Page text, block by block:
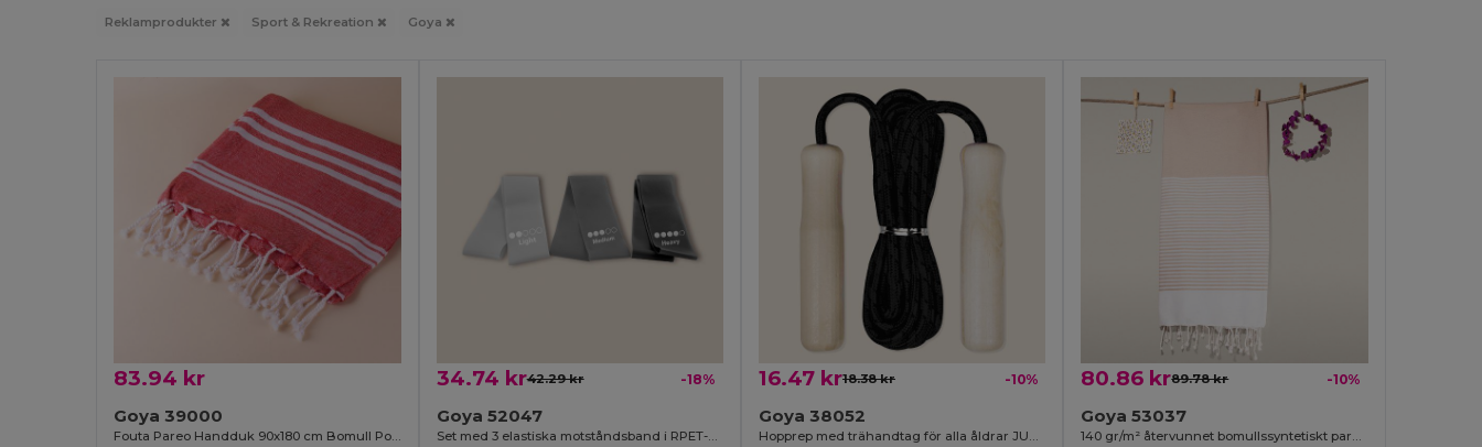
Reklamprodukter Sport & Rekreation Goya
83.94 kr
Goya 39000
Fouta Pareo Handduk 90x180 cm Bomull Polyester ZANZIBAR
34.74 kr42.29 kr -18%
Goya 52047
Set med 3 elastiska motståndsband i RPET-påse SQUAT
16.47 kr18.38 kr -10%
Goya 38052
Hopprep med trähandtag för alla åldrar JUMP
80.86 kr89.78 kr -10%
Goya 53037
140 gr/m² återvunnet bomullssyntetiskt pareo MAUNA